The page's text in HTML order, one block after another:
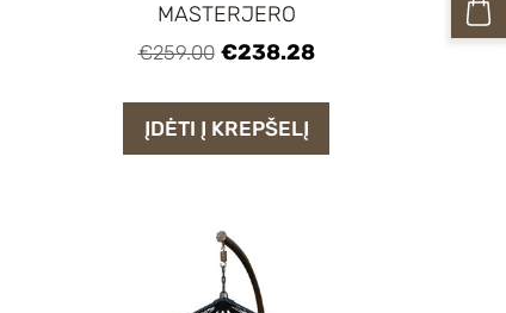
MASTERJERO
€259.00 €238.28
ĮDĖTI Į KREPŠELĮ